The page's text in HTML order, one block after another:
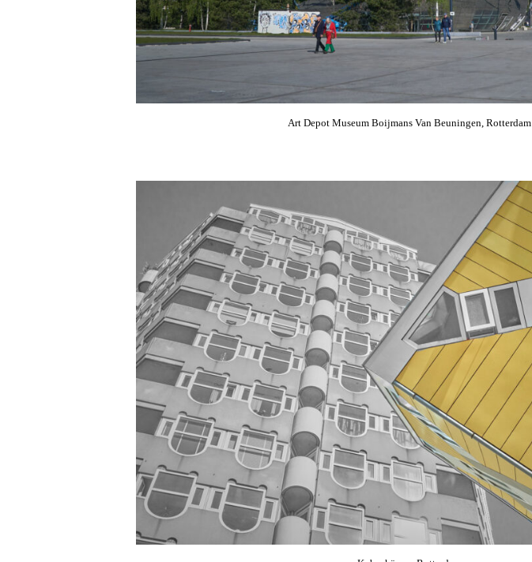
Art Depot Museum Boijmans Van Beuningen, Rotterdam